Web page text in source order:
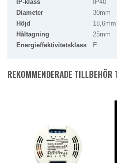
IP-klass
IP40
Diameter
30mm
Höjd
18,6mm
Håltagning
25mm
Energieffektivitetsklass
E
REKOMMENDERADE